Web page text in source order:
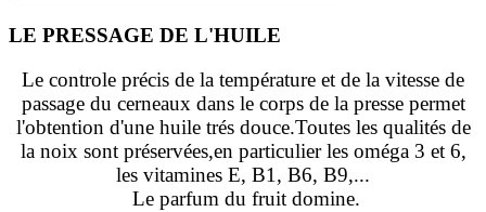
LE PRESSAGE DE L'HUILE
Le controle précis de la température et de la vitesse de
passage du cerneaux dans le corps de la presse permet
l'obtention d'une huile trés douce.Toutes les qualités de
la noix sont préservées,en particulier les oméga 3 et 6,
les vitamines E, B1, B6, B9,...
Le parfum du fruit domine.